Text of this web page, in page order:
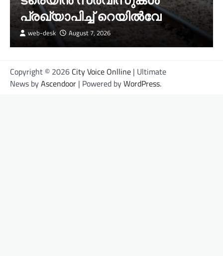
പ്രഖ്യാപിച്ച് റെയിൽവേ
web-desk August 7, 2026
Copyright © 2026 City Voice Onlline | Ultimate
News byAscendoor | Powered byWordPress.